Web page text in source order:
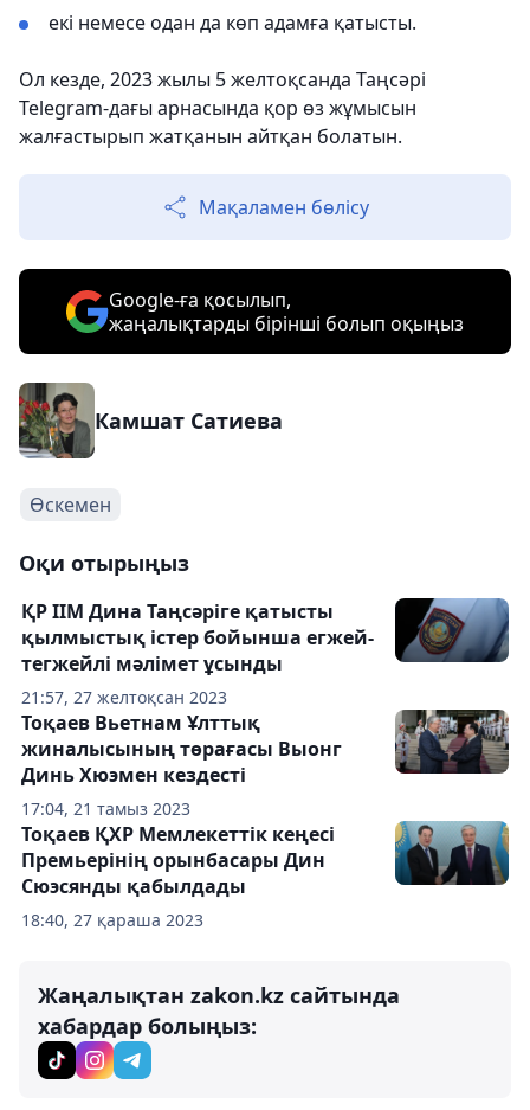
екі немесе одан да көп адамға қатысты.
Ол кезде, 2023 жылы 5 желтоқсанда Таңсәрі
Telegram-дағы арнасында қор өз жұмысын
жалғастырып жатқанын айтқан болатын.
Мақаламен бөлісу
Google-ға қосылып,
жаңалықтарды бірінші болып оқыңыз
Камшат Сатиева
Өскемен
Оқи отырыңыз
21:57, 27 желтоқсан 2023
ҚР ІІМ Дина Таңсәріге қатысты
қылмыстық істер бойынша егжей-
тегжейлі мәлімет ұсынды
17:04, 21 тамыз 2023
Тоқаев Вьетнам Ұлттық
жиналысының төрағасы Выонг
Динь Хюэмен кездесті
18:40, 27 қараша 2023
Тоқаев ҚХР Мемлекеттік кеңесі
Премьерінің орынбасары Дин
Сюэсянды қабылдады
Жаңалықтан zakon.kz сайтында
хабардар болыңыз: